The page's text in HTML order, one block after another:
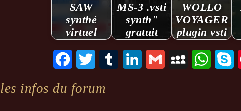
SAW
synthé
virtuel
MS-3 .vsti
synth"
gratuit
WOLLO
VOYAGER
plugin vsti
FacebookTwitter Tumblr LinkedInGmail MySpace
les infos du forum